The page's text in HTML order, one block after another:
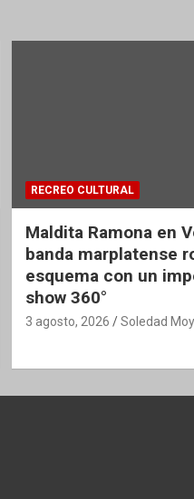
RECREO CULTURAL
Maldita Ramona en
banda marplatense
esquema con un
show 360°
3 agosto, 2026 Soledad